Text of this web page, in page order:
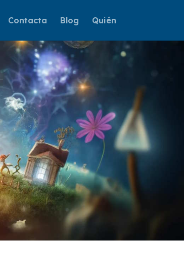
Contacta Blog Quién